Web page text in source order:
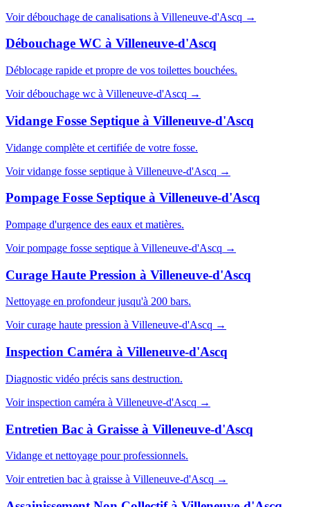
Voirdébouchage de canalisations à Villeneuve-d'Ascq →
Débouchage WC à Villeneuve-d'Ascq
Déblocage rapide et propre de vos toilettes bouchées.
Voirdébouchage wc à Villeneuve-d'Ascq →
Vidange Fosse Septique à Villeneuve-d'Ascq
Vidange complète et certifiée de votre fosse.
Voirvidange fosse septique à Villeneuve-d'Ascq →
Pompage Fosse Septique à Villeneuve-d'Ascq
Pompage d'urgence des eaux et matières.
Voirpompage fosse septique à Villeneuve-d'Ascq →
Curage Haute Pression à Villeneuve-d'Ascq
Nettoyage en profondeur jusqu'à 200 bars.
Voircurage haute pression à Villeneuve-d'Ascq →
Inspection Caméra à Villeneuve-d'Ascq
Diagnostic vidéo précis sans destruction.
Voirinspection caméra à Villeneuve-d'Ascq →
Entretien Bac à Graisse à Villeneuve-d'Ascq
Vidange et nettoyage pour professionnels.
Voirentretien bac à graisse à Villeneuve-d'Ascq →